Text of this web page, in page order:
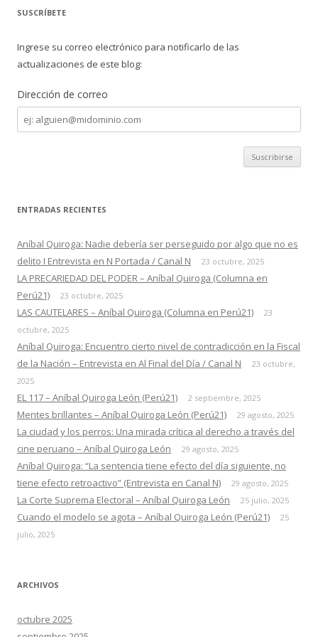
c
r
SUSCRÍBETE
Ingrese su correo electrónico para notificarlo de las
actualizaciones de este blog:
Dirección de correo
Dirección
de
correo
ENTRADAS RECIENTES
Aníbal Quiroga: Nadie debería ser perseguido por algo que no es
delito I Entrevista en N Portada / Canal N
23 octubre, 2025
LA PRECARIEDAD DEL PODER – Aníbal Quiroga (Columna en
Perú21)
23 octubre, 2025
LAS CAUTELARES – Aníbal Quiroga (Columna en Perú21)
23
octubre, 2025
Aníbal Quiroga: Encuentro cierto nivel de contradicción en la Fiscal
de la Nación – Entrevista en Al Final del Día / Canal N
23 octubre,
2025
EL 117 – Aníbal Quiroga León (Perú21) 2 septiembre, 2025
Mentes brillantes – Aníbal Quiroga León (Perú21) 29 agosto, 2025
La ciudad y los perros: Una mirada crítica al derecho a través del
cine peruano – Aníbal Quiroga León
29 agosto, 2025
Aníbal Quiroga: “La sentencia tiene efecto del día siguiente, no
tiene efecto retroactivo” (Entrevista en Canal N)
29 agosto, 2025
La Corte Suprema Electoral – Aníbal Quiroga León 25 julio, 2025
Cuando el modelo se agota – Aníbal Quiroga León (Perú21)
25
julio, 2025
ARCHIVOS
octubre 2025